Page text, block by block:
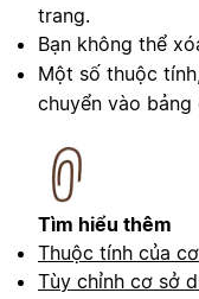
trang.
Bạn không thể
Một số thuộc
chuyển vào bảng
Tìm hiểu thêm
Thuộc tính của
Tùy chỉnh cơ sở